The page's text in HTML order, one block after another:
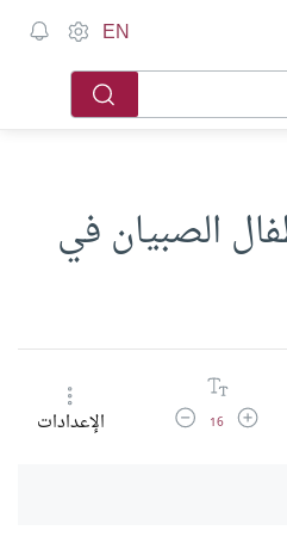
EN
الصبيان في
زيادة حجم الخط
16 تقليل حجم الخطالإعدادات